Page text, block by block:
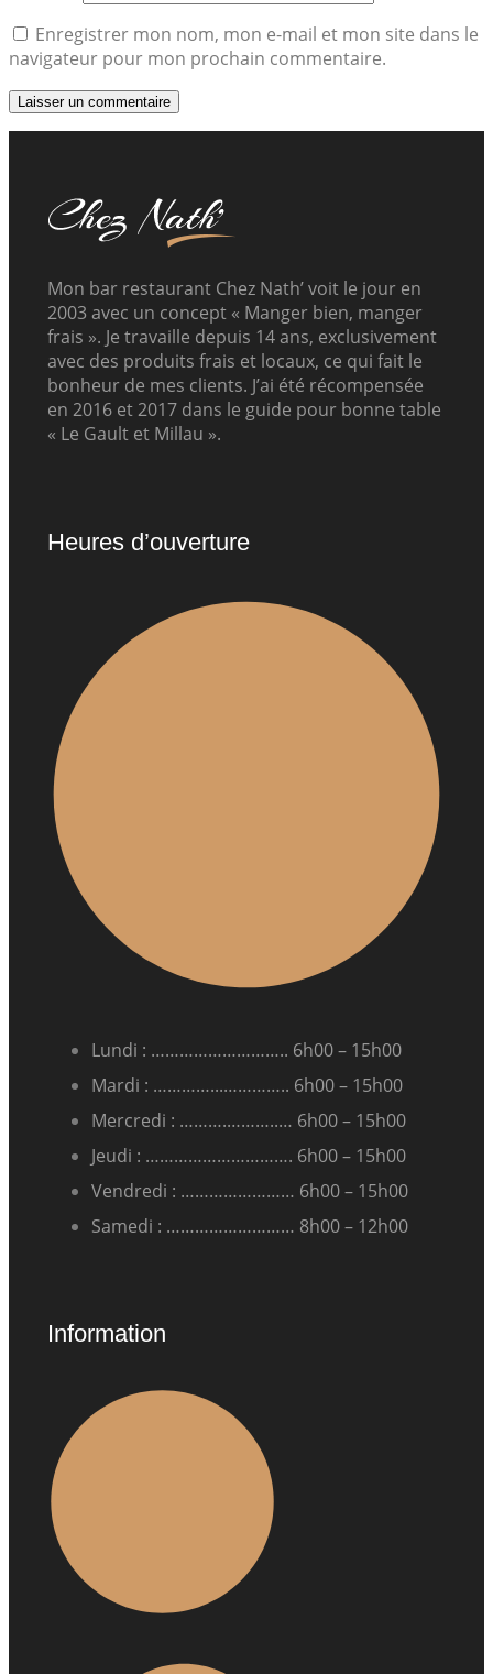
Enregistrer mon nom, mon e-mail et mon site dans le
navigateur pour mon prochain commentaire.
Mon bar restaurant Chez Nath’ voit le jour en
2003 avec un concept « Manger bien, manger
frais ». Je travaille depuis 14 ans, exclusivement
avec des produits frais et locaux, ce qui fait le
bonheur de mes clients. J’ai été récompensée
en 2016 et 2017 dans le guide pour bonne table
« Le Gault et Millau ».
Heures d’ouverture
Lundi : ……………………….. 6h00 – 15h00
Mardi : …………...………….. 6h00 – 15h00
Mercredi : ……….………..… 6h00 – 15h00
Jeudi : …………………………. 6h00 – 15h00
Vendredi : …………………… 6h00 – 15h00
Samedi : ……………………… 8h00 – 12h00
Information